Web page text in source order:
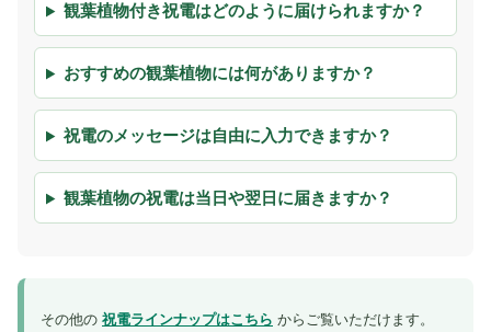
観葉植物付き祝電はどのように届けられますか？
おすすめの観葉植物には何がありますか？
祝電のメッセージは自由に入力できますか？
観葉植物の祝電は当日や翌日に届きますか？
その他の 祝電ラインナップはこちら からご覧いただけます。